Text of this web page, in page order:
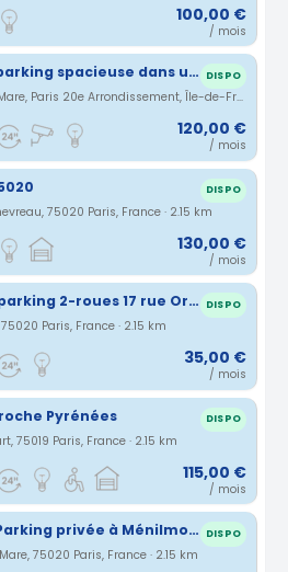
100,00 €
/ mois
Place de parking spacieuse dans un immeuble sécurisé à Ménilmontant DISPO
17 Rue de la Mare, Paris 20e Arrondissement, Île-de-France, France · 2.14 km
120,00 €
/ mois
DISPO
75020 Paris, France · 2.15 km
130,00 €
/ mois
Location parking 2-roues 17 rue Orfila PARIS 20e DISPO
Paris, France · 2.15 km
35,00 €
/ mois
Pyrénées DISPO
75019 Paris, France · 2.15 km
115,00 €
/ mois
Place de Parking privée à Ménilmontant (vers Parc de Belleville) DISPO
75020 Paris, France · 2.15 km